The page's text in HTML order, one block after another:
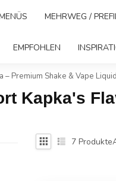
MEHRWEG /
EMPFOHLEN
– Premium Shake & Vape
Kapka's
7 Produkte